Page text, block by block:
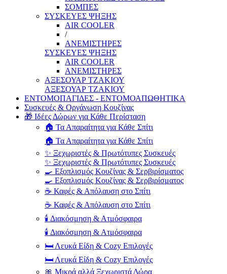
ΣΟΜΠΕΣ
ΣΥΣΚΕΥΕΣ ΨΗΞΗΣ
AIR COOLER
/
ΑΝΕΜΙΣΤΗΡΕΣ
ΣΥΣΚΕΥΕΣ ΨΗΞΗΣ
AIR COOLER
ΑΝΕΜΙΣΤΗΡΕΣ
ΑΞΕΣΟΥΑΡ ΤΖΑΚΙΟΥ
ΑΞΕΣΟΥΑΡ ΤΖΑΚΙΟΥ
ΕΝΤΟΜΟΠΑΓΙΔΕΣ - ΕΝΤΟΜΟΑΠΩΘΗΤΙΚΑ
Συσκευές & Οργάνωση Κουζίνας
🎁 Ιδέες Δώρων για Κάθε Περίσταση
🏠 Τα Απαραίτητα για Κάθε Σπίτι
🏠 Τα Απαραίτητα για Κάθε Σπίτι
✨ Ξεχωριστές & Πρωτότυπες Συσκευές
✨ Ξεχωριστές & Πρωτότυπες Συσκευές
🍳 Εξοπλισμός Κουζίνας & Σερβιρίσματος
🍳 Εξοπλισμός Κουζίνας & Σερβιρίσματος
☕ Καφές & Απόλαυση στο Σπίτι
☕ Καφές & Απόλαυση στο Σπίτι
🕯️ Διακόσμηση & Ατμόσφαιρα
🕯️ Διακόσμηση & Ατμόσφαιρα
🛏️ Λευκά Είδη & Cozy Επιλογές
🛏️ Λευκά Είδη & Cozy Επιλογές
🎀 Μικρά αλλά Ξεχωριστά Δώρα